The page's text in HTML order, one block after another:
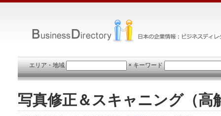
エリア・地域 × キーワード
写真修正＆スキャニング（高